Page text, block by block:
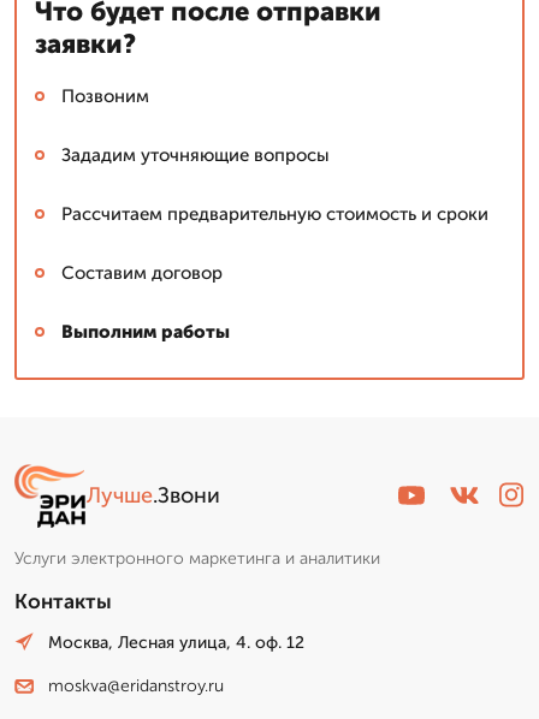
Что будет после отправки
заявки?
Позвоним
Зададим уточняющие вопросы
Рассчитаем предварительную стоимость и сроки
Составим договор
Выполним работы
Лучше.Звони
Услуги электронного маркетинга и аналитики
Контакты
Москва, Лесная улица, 4. оф. 12
moskva@eridanstroy.ru